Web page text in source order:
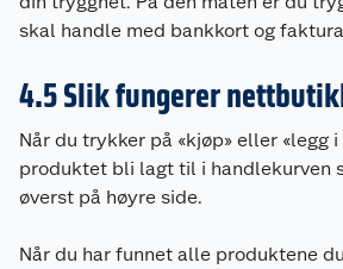
skal handle med bankkort og
4.5 Slik fungerer
Når du trykker på «kjøp» eller «legg
produktet bli lagt til i handlekurven
øverst på høyre side.
Når du har funnet alle produktene